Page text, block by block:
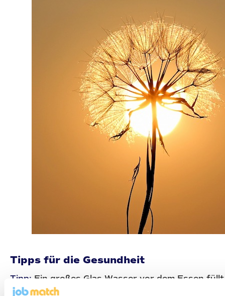
Tipps für die Gesundheit
Tipp: Ein großes Glas Wasser vor dem Essen
verringert so das Hungergefühl.